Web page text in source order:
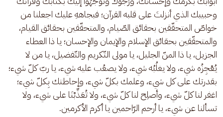
وحبيبك الذي أنزلتَ على قلبه القرآن؛ فبجاههِ عليك اجعلنا من
خواصّ المتحقّقين بحقائق الصّيام، والمتحقّقين بحقائق القيام،
والمتحقّقين بحقائق الإسلام والإيمان والإحسان؛ يا ذا العطاء
الجزيل، يا ذا المنّ الجليل، يا مولى التّكريم والتّفضيل، يا من لا
يُعْجِزُه شيء، ولا يغلُبُه شيء، ولا يصعُب عليه شيء، يا ربّ كلّ شيء؛
بقدرتك على كل شيء، وعلمك بكلّ شيء، وإحاطتك بِكلّ شيء؛
اغفر لنا كلّ شيء، وأصلِح لنا كلّ شيء، ولا تُعَذِّبْنَا على شيء، ولا
تسألنا عن شيء، يا أرحم الرّاحمين يا أكرم الأكرمين.